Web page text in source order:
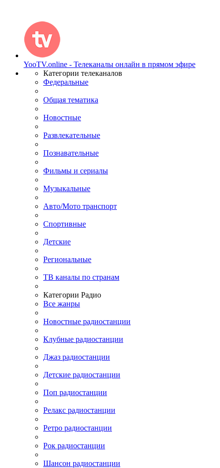
YooTV.online - Телеканалы онлайн в прямом эфире
Категории телеканалов
Федеральные
Общая тематика
Новостные
Развлекательные
Познавательные
Фильмы и сериалы
Музыкальные
Авто/Мото транспорт
Спортивные
Детские
Региональные
ТВ каналы по странам
Категории Радио
Все жанры
Новостные радиостанции
Клубные радиостанции
Джаз радиостанции
Детские радиостанции
Поп радиостанции
Релакс радиостанции
Ретро радиостанции
Рок радиостанции
Шансон радиостанции